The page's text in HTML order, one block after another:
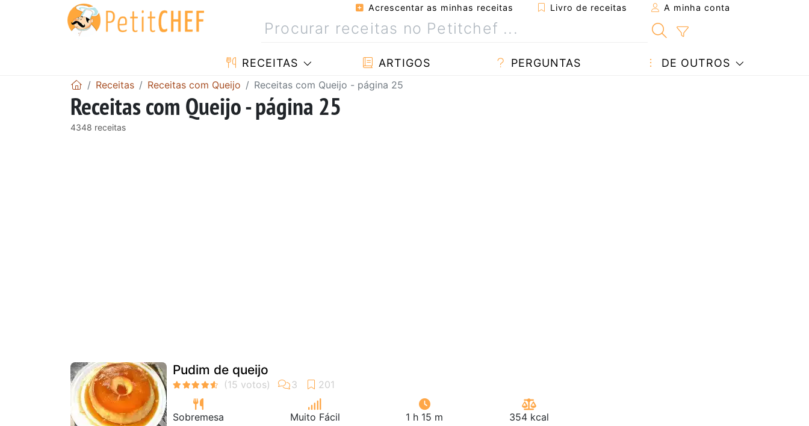
Acrescentar as minhas receitas Livro de receitas A minha conta
RECEITAS ARTIGOS PERGUNTAS DE OUTROS
Receitas Receitas com Queijo Receitas com Queijo - página 25
Receitas com Queijo - página 25
4348 receitas
Pudim de queijo
Sobremesa Muito Fácil 1 h 15 m 354 kcal